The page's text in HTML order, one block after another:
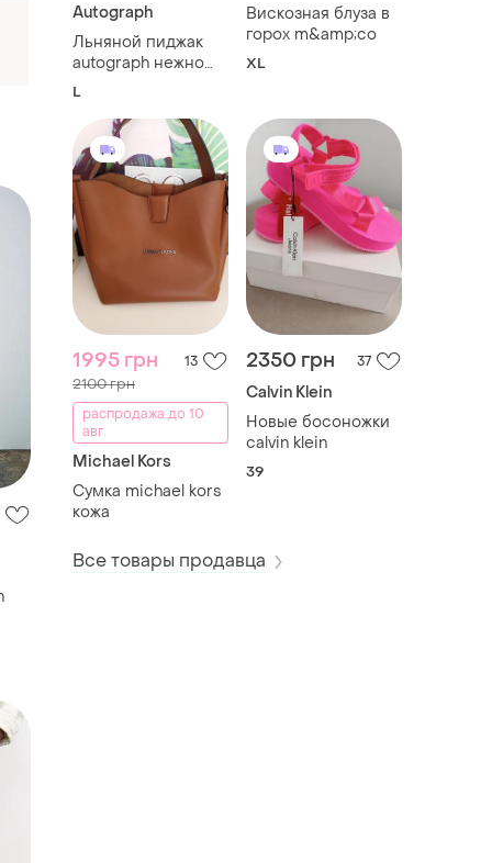
Autograph
Льняной пиджак
autograph нежно
розовый
L
Вискозная блуза в
горох m&amp;co
XL
1995 грн 13
2100 грн
распродажа до 10
авг.
Michael Kors
Сумка michael kors
кожа
2350 грн 37
Calvin Klein
Новые босоножки
calvin klein
39
Все товары продавца